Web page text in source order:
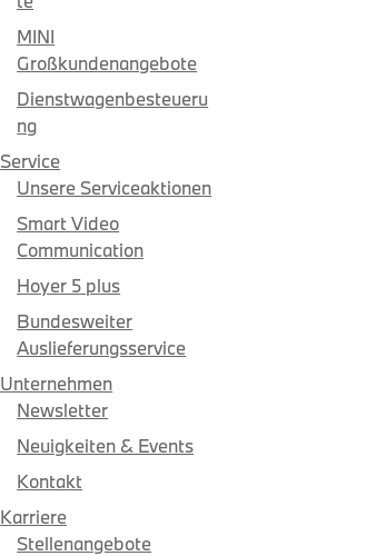
MINI
Großkundenangebote
Dienstwagenbesteueru
ng
Service
Unsere Serviceaktionen
Smart Video
Communication
Hoyer 5 plus
Bundesweiter
Auslieferungsservice
Unternehmen
Newsletter
Neuigkeiten & Events
Kontakt
Karriere
Stellenangebote